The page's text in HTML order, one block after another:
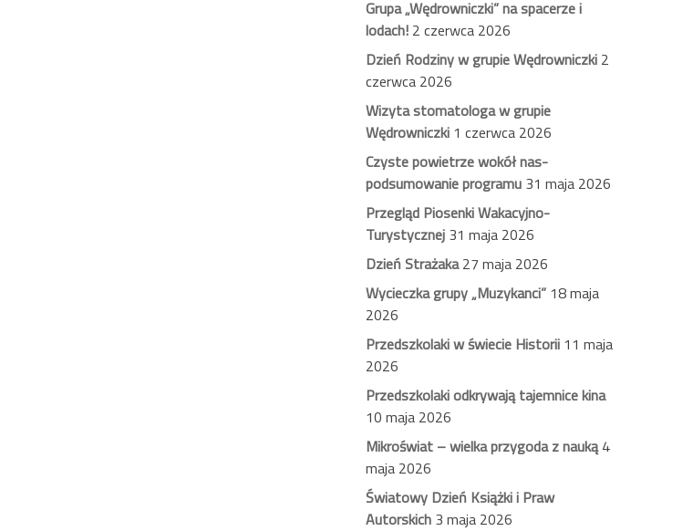
Grupa „Wędrowniczki” na spacerze i
lodach! 2 czerwca 2026
Dzień Rodziny w grupie Wędrowniczki 2
czerwca 2026
Wizyta stomatologa w grupie
Wędrowniczki 1 czerwca 2026
Czyste powietrze wokół nas-
podsumowanie programu 31 maja 2026
Przegląd Piosenki Wakacyjno-
Turystycznej 31 maja 2026
Dzień Strażaka 27 maja 2026
Wycieczka grupy „Muzykanci” 18 maja
2026
Przedszkolaki w świecie Historii 11 maja
2026
Przedszkolaki odkrywają tajemnice kina
10 maja 2026
Mikroświat – wielka przygoda z nauką 4
maja 2026
Światowy Dzień Książki i Praw
Autorskich 3 maja 2026